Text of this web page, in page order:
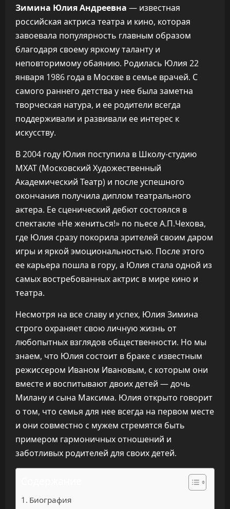
Зимина Юлия Андреевна — известная
российская актриса театра и кино, которая
завоевала популярность главным образом
благодаря своему яркому таланту и
неповторимому обаянию. Родилась Юлия 22
января 1986 года в Москве в семье врачей. С
самого раннего детства у нее была заметна
творческая натура, и ее родители всегда
поддерживали и развивали ее интерес к
искусству.
В 2004 году Юлия поступила в Школу-студию
МХАТ (Московский Художественный
Академический Театр) и после успешного
окончания получила диплом театрального
актера. Ее сценический дебют состоялся в
спектакле «Не жениться!» по пьесе А.П.Чехова,
где Юлия сразу покорила зрителей своим даром
игры и яркой эмоциональностью. После этого
ее карьера пошла в гору, а Юлия стала одной из
самых востребованных актрис в мире кино и
театра.
Несмотря на все славу и успех, Юлия Зимина
строго охраняет свою личную жизнь от
любопытных взглядов общественности. Но мы
знаем, что Юлия состоит в браке с известным
режиссером Иваном Ивановым, с которым они
вместе и воспитывают двоих детей — дочь
Милану и сына Максима. Юлия открыто говорит
о том, что семья для нее всегда на первом месте
и они совместно с мужем стремятся быть
примером гармоничных отношений и
заботливых родителей для своих детей.
Биография